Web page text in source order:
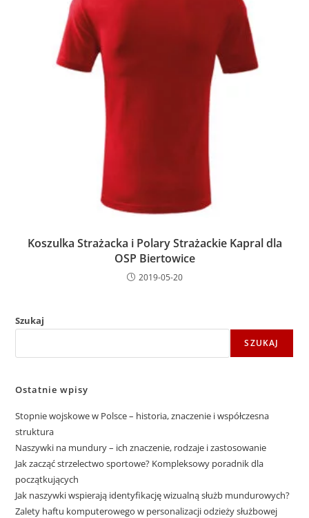
Koszulka Strażacka i Polary Strażackie Kapral dla
OSP Biertowice
2019-05-20
Szukaj
SZUKAJ
Ostatnie wpisy
Stopnie wojskowe w Polsce – historia, znaczenie i współczesna
struktura
Naszywki na mundury – ich znaczenie, rodzaje i zastosowanie
Jak zacząć strzelectwo sportowe? Kompleksowy poradnik dla
początkujących
Jak naszywki wspierają identyfikację wizualną służb mundurowych?
Zalety haftu komputerowego w personalizacji odzieży służbowej